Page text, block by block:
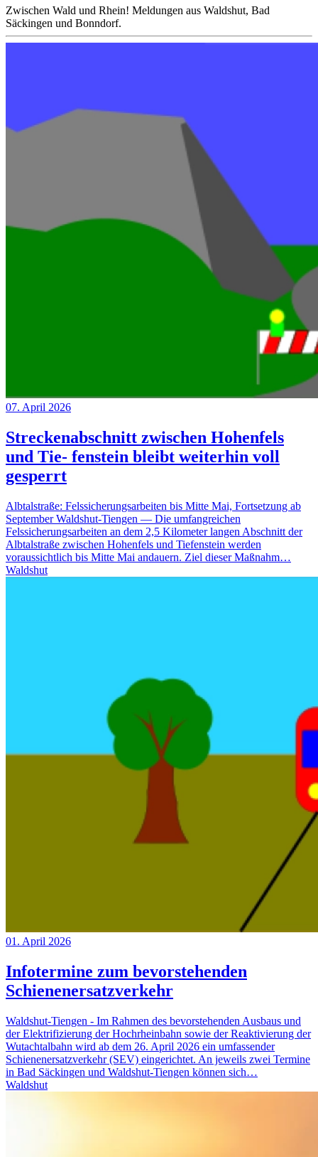
Zwischen Wald und Rhein! Meldungen aus Waldshut, Bad
Säckingen und Bonndorf.
07. April 2026
Streckenabschnitt zwischen Hohenfels
und Tie- fenstein bleibt weiterhin voll
gesperrt
Albtalstraße: Felssicherungsarbeiten bis Mitte Mai, Fortsetzung ab
September Waldshut-Tiengen — Die umfangreichen
Felssicherungsarbeiten an dem 2,5 Kilometer langen Abschnitt der
Albtalstraße zwischen Hohenfels und Tiefenstein werden
voraussichtlich bis Mitte Mai andauern. Ziel dieser Maßnahm…
Waldshut
01. April 2026
Infotermine zum bevorstehenden
Schienenersatzverkehr
Waldshut-Tiengen - Im Rahmen des bevorstehenden Ausbaus und
der Elektrifizierung der Hochrheinbahn sowie der Reaktivierung der
Wutachtalbahn wird ab dem 26. April 2026 ein umfassender
Schienenersatzverkehr (SEV) eingerichtet. An jeweils zwei Termine
in Bad Säckingen und Waldshut-Tiengen können sich…
Waldshut